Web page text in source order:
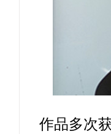
作品多次